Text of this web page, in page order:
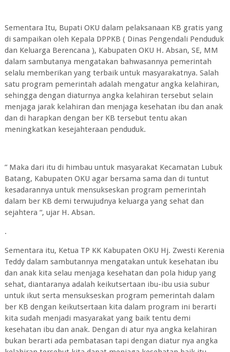
Sementara Itu, Bupati OKU dalam pelaksanaan KB gratis yang
di sampaikan oleh Kepala DPPKB ( Dinas Pengendali Penduduk
dan Keluarga Berencana ), Kabupaten OKU H. Absan, SE, MM
dalam sambutanya mengatakan bahwasannya pemerintah
selalu memberikan yang terbaik untuk masyarakatnya. Salah
satu program pemerintah adalah mengatur angka kelahiran,
sehingga dengan diaturnya angka kelahiran tersebut selain
menjaga jarak kelahiran dan menjaga kesehatan ibu dan anak
dan di harapkan dengan ber KB tersebut tentu akan
meningkatkan kesejahteraan penduduk.
” Maka dari itu di himbau untuk masyarakat Kecamatan Lubuk
Batang, Kabupaten OKU agar bersama sama dan di tuntut
kesadarannya untuk mensukseskan program pemerintah
dalam ber KB demi terwujudnya keluarga yang sehat dan
sejahtera “, ujar H. Absan.
.
Sementara itu, Ketua TP KK Kabupaten OKU Hj. Zwesti Kerenia
Teddy dalam sambutannya mengatakan untuk kesehatan ibu
dan anak kita selau menjaga kesehatan dan pola hidup yang
sehat, diantaranya adalah keikutsertaan ibu-ibu usia subur
untuk ikut serta mensukseskan program pemerintah dalam
ber KB dengan keikutsertaan kita dalam program ini berarti
kita sudah menjadi masyarakat yang baik tentu demi
kesehatan ibu dan anak. Dengan di atur nya angka kelahiran
bukan berarti ada pembatasan tapi dengan diatur nya angka